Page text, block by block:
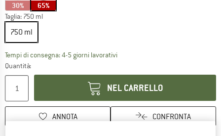
30% 65%
Taglia: 750 ml
750 ml
Tempi di consegna: 4-5 giorni lavorativiIl link si apre in una casella
Quantità:
NEL CARRELLO
ANNOTA CONFRONTA